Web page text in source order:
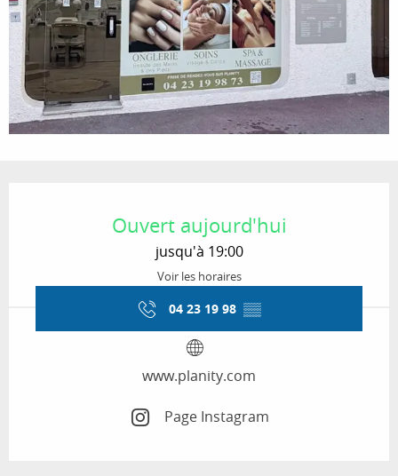
Ouvert aujourd'hui
jusqu'à 19:00
Voir les horaires
04 23 19 98 ▒▒
www.planity.com
Page Instagram